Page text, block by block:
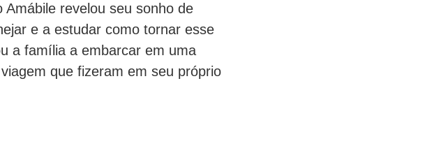
revelou seu sonho de
e a estudar como tornar esse
a família a embarcar em uma
que fizeram em seu próprio